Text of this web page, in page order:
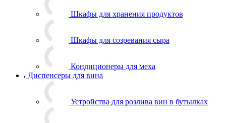
Шкафы для хранения продуктов
Шкафы для созревания сыра
Кондиционеры для меха
Диспенсеры для вина
Устройства для розлива вин в бутылках